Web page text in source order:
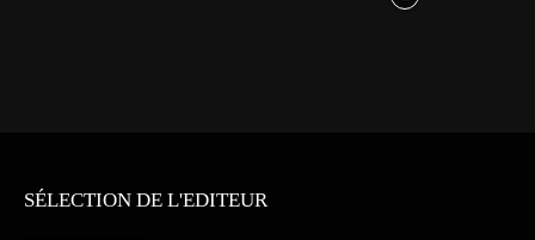
SÉLECTION DE L'EDITEUR